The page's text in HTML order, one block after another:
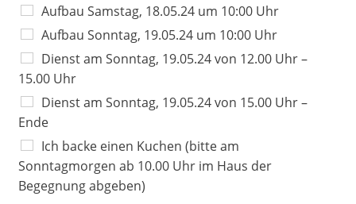
Aufbau Samstag, 18.05.24 um 10:00 Uhr
Aufbau Sonntag, 19.05.24 um 10:00 Uhr
Dienst am Sonntag, 19.05.24 von 12.00 Uhr –
15.00 Uhr
Dienst am Sonntag, 19.05.24 von 15.00 Uhr –
Ende
Ich backe einen Kuchen (bitte am
Sonntagmorgen ab 10.00 Uhr im Haus der
Begegnung abgeben)